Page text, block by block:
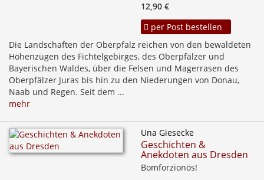
12,90 €
per Post bestellen
Die Landschaften der Oberpfalz reichen von den bewaldeten
Höhenzügen des Fichtelgebirges, des Oberpfälzer und
Bayerischen Waldes, über die Felsen und Magerrasen des
Oberpfälzer Juras bis hin zu den Niederungen von Donau,
Naab und Regen. Seit dem ...
mehr
Una Giesecke
Geschichten &
Anekdoten aus Dresden
Bomforzionös!